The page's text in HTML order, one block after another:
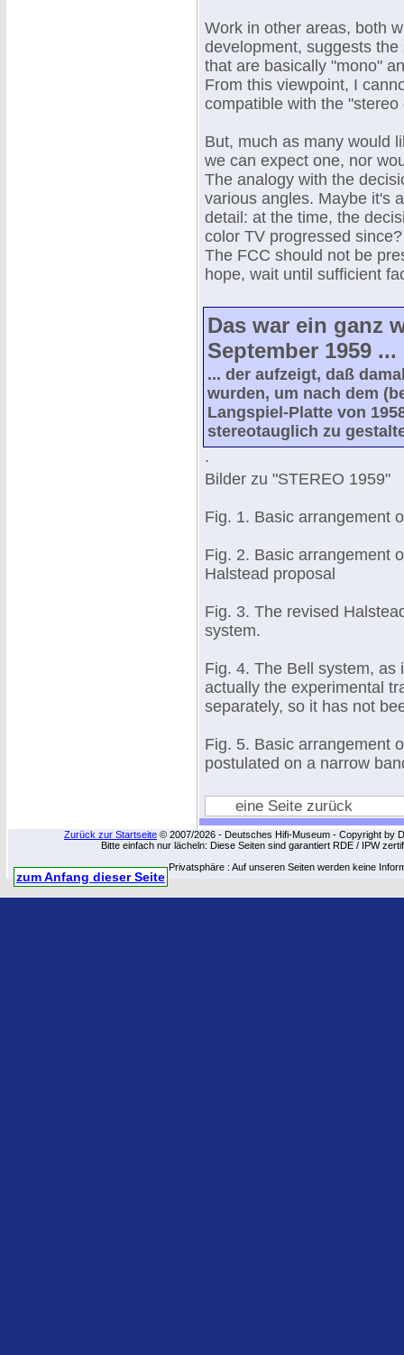
Work in other areas, both
development, suggests
that are basically "mono"
From this viewpoint, I
compatible with the "stereo
But, much as many would
we can expect one, nor
The analogy with the
various angles. Maybe it's
detail: at the time, the
color TV progressed
The FCC should not be
hope, wait until sufficient
Das war ein ganz
September 1959 ...
... der aufzeigt, daß
wurden, um nach dem
Langspiel-Platte von
stereotauglich zu
.
Bilder zu "STEREO 1959"
Fig. 1. Basic arrangement
Fig. 2. Basic arrangement
Halstead proposal
Fig. 3. The revised
system.
Fig. 4. The Bell system, as
actually the experimental
separately, so it has not
Fig. 5. Basic arrangement
postulated on a narrow
eine Seite zurück
Zurück zur Startseite © 2007/2026 - Deutsches Hifi-Museum - Copyright by
Bitte einfach nur lächeln: Diese Seiten sind garantiert RDE / IPW
Privatsphäre : Auf unseren Seiten werden keine
zum Anfang dieser Seite